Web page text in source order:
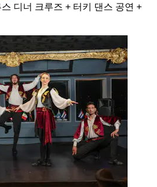
디너 크루즈 + 터키 댄스 공연 +